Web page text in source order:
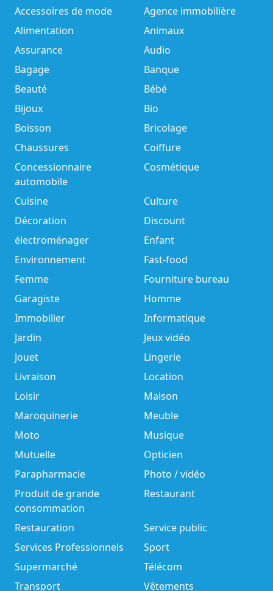
Accessoires de mode
Agence immobilière
Alimentation
Animaux
Assurance
Audio
Bagage
Banque
Beauté
Bébé
Bijoux
Bio
Boisson
Bricolage
Chaussures
Coiffure
Concessionnaire
automobile
Cosmétique
Cuisine
Culture
Décoration
Discount
électroménager
Enfant
Environnement
Fast-food
Femme
Fourniture bureau
Garagiste
Homme
Immobilier
Informatique
Jardin
Jeux vidéo
Jouet
Lingerie
Livraison
Location
Loisir
Maison
Maroquinerie
Meuble
Moto
Musique
Mutuelle
Opticien
Parapharmacie
Photo / vidéo
Produit de grande
consommation
Restaurant
Restauration
Service public
Services Professionnels
Sport
Supermarché
Télécom
Transport
Vêtements